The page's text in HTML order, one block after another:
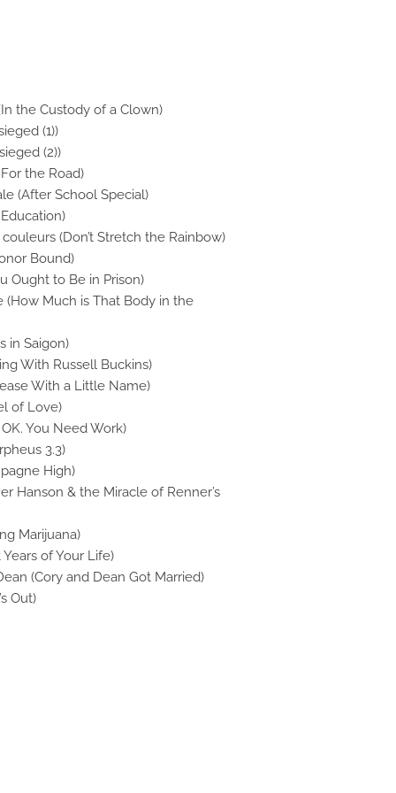
the Custody of a Clown)
(1))
(2))
the Road)
(After School Special)
couleurs (Don’t Stretch the Rainbow)
Bound)
Ought to Be in Prison)
(How Much is That Body in the
in Saigon)
With Russell Buckins)
With a Little Name)
of Love)
You Need Work)
3.3)
High)
Hanson & the Miracle of Renner’s
Marijuana)
of Your Life)
(Cory and Dean Got Married)
Out)